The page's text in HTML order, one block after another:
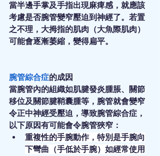
當半邊手掌及手指出現麻痺感，就應該
考慮是否腕管變窄壓迫到神經了。若置
之不理，大拇指的肌肉（大魚際肌肉）
可能會逐漸萎縮，變得扁平。
腕管綜合症的成因
當腕管內的組織如肌腱發炎腫脹、關節
移位及關節腱鞘囊腫等，腕管就會變窄
令正中神經受壓迫，導致腕管綜合症，
以下原因有可能會令腕管狹窄：
重複性的手腕動作，特別是手腕向
下彎曲（手低於手腕）如經常使用